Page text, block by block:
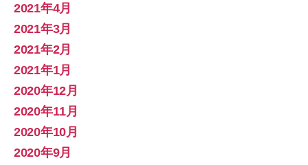
2021年4月
2021年3月
2021年2月
2021年1月
2020年12月
2020年11月
2020年10月
2020年9月